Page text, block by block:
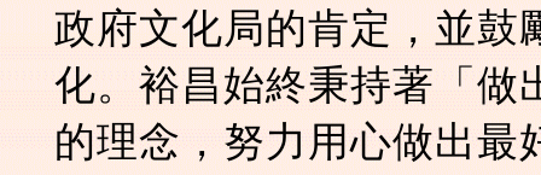
政府文化局的肯定，並鼓
化。裕昌始終秉持著「做
的理念，努力用心做出最